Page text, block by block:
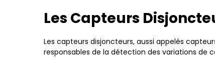
Les Capteurs
Les capteurs disjoncteurs, aussi appelés
responsables de la détection des variations